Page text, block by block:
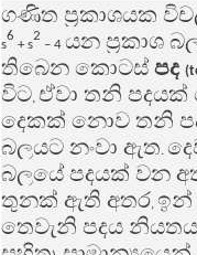
ගණිත ප්‍රකාශයක
s
6
+ s
2
– 4 යන ප්‍රකාශ
තිබෙන කොටස්පද
විට ඒවා තනි
දෙකක් නොව තනි
බලයට නංවා ඇත
බලයේ පදයක් වන
තුනක් ඇති අතර ඉන්
තෙවැනි පදය